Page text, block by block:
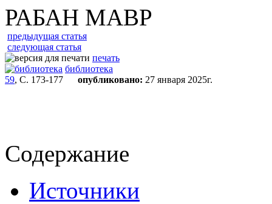
РАБАН МАВР
предыдущая статья
следующая статья
печать
библиотека
59, С. 173-177 опубликовано: 27 января 2025г.
Содержание
Источники